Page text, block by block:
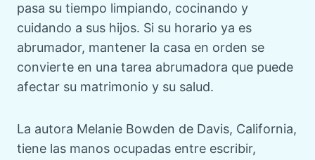
pasa su tiempo limpiando, cocinando y
cuidando a sus hijos. Si su horario ya es
abrumador, mantener la casa en orden se
convierte en una tarea abrumadora que puede
afectar su matrimonio y su salud.
La autora Melanie Bowden de Davis, California,
tiene las manos ocupadas entre escribir,